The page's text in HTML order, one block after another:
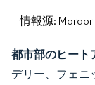
情報源:
都市部のヒート
デリー、フェニ